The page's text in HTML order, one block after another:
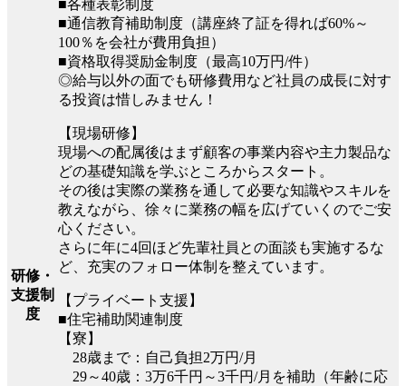
研修・
支援制
度
■各種表彰制度
■通信教育補助制度（講座終了証を得れば60%～
100％を会社が費用負担）
■資格取得奨励金制度（最高10万円/件）
◎給与以外の面でも研修費用など社員の成長に対す
る投資は惜しみません！
【現場研修】
現場への配属後はまず顧客の事業内容や主力製品な
どの基礎知識を学ぶところからスタート。
その後は実際の業務を通して必要な知識やスキルを
教えながら、徐々に業務の幅を広げていくのでご安
心ください。
さらに年に4回ほど先輩社員との面談も実施するな
ど、充実のフォロー体制を整えています。
【プライベート支援】
■住宅補助関連制度
【寮】
28歳まで：自己負担2万円/月
29～40歳：3万6千円～3千円/月を補助（年齢に応